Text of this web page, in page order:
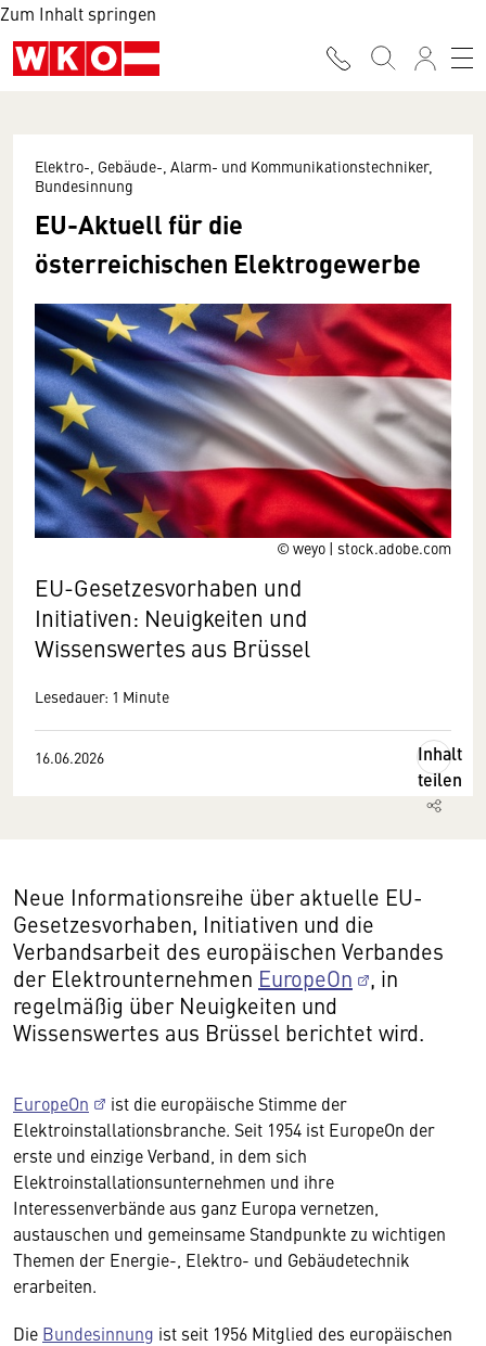
Zum Inhalt springen
© weyo | stock.adobe.com
Elektro-, Gebäude-, Alarm- und Kommunikationstechniker,
Bundesinnung
EU-Aktuell für die
österreichischen Elektrogewerbe
EU-Gesetzesvorhaben und
Initiativen: Neuigkeiten und
Wissenswertes aus Brüssel
Lesedauer: 1 Minute
16.06.2026
Inhalt
teilen
Neue Informationsreihe über aktuelle EU-
Gesetzesvorhaben, Initiativen und die
Verbandsarbeit des europäischen Verbandes
der Elektrounternehmen EuropeOn
, in
regelmäßig über Neuigkeiten und
Wissenswertes aus Brüssel berichtet wird.
EuropeOn
ist die europäische Stimme der
Elektroinstallationsbranche. Seit 1954 ist EuropeOn der
erste und einzige Verband, in dem sich
Elektroinstallationsunternehmen und ihre
Interessenverbände aus ganz Europa vernetzen,
austauschen und gemeinsame Standpunkte zu wichtigen
Themen der Energie-, Elektro- und Gebäudetechnik
erarbeiten.
Die Bundesinnung ist seit 1956 Mitglied des europäischen